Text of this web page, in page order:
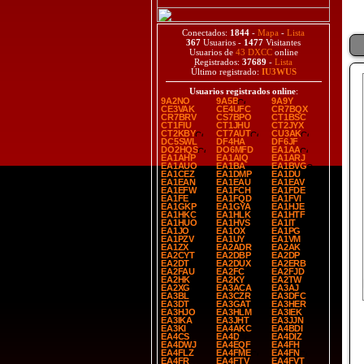
Conectados: 1844 - Mapa - Lista
367 Usuarios - 1477 Visitantes
Usuarios de 43 DXCConline
Registrados: 37689 - Lista
Último registrado: IU3WUS
Usuarios registrados online:
9A2NO
9A5B
9A9Y
CE3VAK
CE4UFC
CR7BQX
CR7BRV
CS7BPO
CT1BSC
CT1FIU
CT1JHU
CT2JYX
CT2KBY
CT7AUT
CU3AK
DC5SWL
DF4HA
DF6JF
DO2HQS
DO6MFD
EA1AA
EA1AHP
EA1AIQ
EA1ARJ
EA1AUO
EA1BA
EA1BVG
EA1CEZ
EA1DMP
EA1DU
EA1EAN
EA1EAU
EA1EAV
EA1EFW
EA1FCH
EA1FDE
EA1FE
EA1FQD
EA1FVI
EA1GKP
EA1GYA
EA1HJE
EA1HKC
EA1HLK
EA1HTF
EA1HUO
EA1HVS
EA1IT
EA1JO
EA1OX
EA1PG
EA1PZV
EA1UY
EA1VM
EA1ZX
EA2ADR
EA2AK
EA2CYT
EA2DBP
EA2DP
EA2DT
EA2DUX
EA2ERB
EA2FAU
EA2FC
EA2FJD
EA2HK
EA2KY
EA2TW
EA2XG
EA3ACA
EA3AJ
EA3BL
EA3CZR
EA3DFC
EA3DT
EA3GAT
EA3HER
EA3HJO
EA3HLM
EA3IEK
EA3IKA
EA3JHT
EA3JJN
EA3KI
EA4AKC
EA4BDI
EA4CS
EA4D
EA4DIZ
EA4DWJ
EA4EQF
EA4FH
EA4FLZ
EA4FME
EA4FN
EA4FR
EA4FTV
EA4FVT